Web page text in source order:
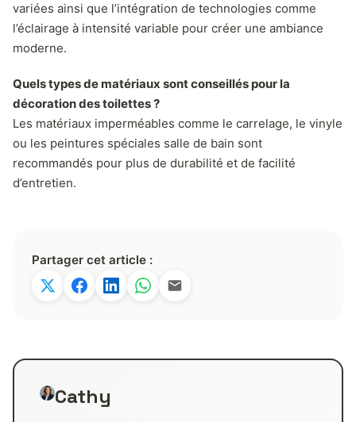
variées ainsi que l’intégration de technologies comme
l’éclairage à intensité variable pour créer une ambiance
moderne.
Quels types de matériaux sont conseillés pour la
décoration des toilettes ?
Les matériaux imperméables comme le carrelage, le vinyle
ou les peintures spéciales salle de bain sont
recommandés pour plus de durabilité et de facilité
d’entretien.
Partager cet article :
Cathy